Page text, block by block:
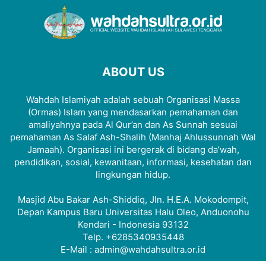
ABOUT US
Wahdah Islamiyah adalah sebuah Organisasi Massa
(Ormas) Islam yang mendasarkan pemahaman dan
amaliyahnya pada Al Qur’an dan As Sunnah sesuai
pemahaman As Salaf Ash-Shalih (Manhaj Ahlussunnah Wal
Jamaah). Organisasi ini bergerak di bidang da’wah,
pendidikan, sosial, kewanitaan, informasi, kesehatan dan
lingkungan hidup.
Masjid Abu Bakar Ash-Shiddiq, Jln. H.E.A. Mokodompit,
Depan Kampus Baru Universitas Halu Oleo, Anduonohu
Kendari - Indonesia 93132
Telp. +6285340935448
E-Mail : admin@wahdahsultra.or.id